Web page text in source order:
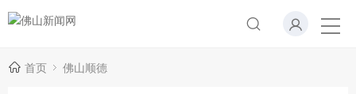
首页 佛山顺德